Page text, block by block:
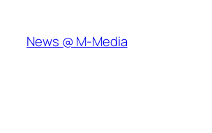
content
News @ M-Media